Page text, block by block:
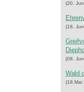
(20.
(18.
(08.
Wald
(18.Mai